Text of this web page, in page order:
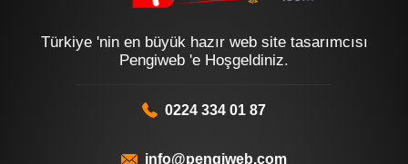
Türkiye 'nin en büyük hazır web site tasarımcısı
Pengiweb 'e Hoşgeldiniz.
0224 334 01 87
info@pengiweb.com